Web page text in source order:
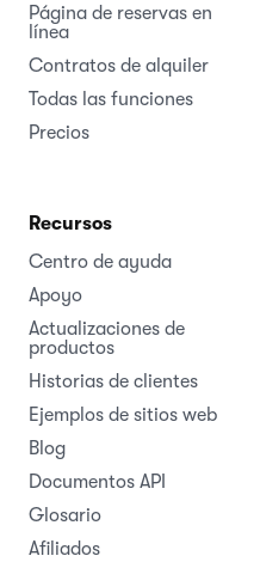
Página de reservas en
línea
Contratos de alquiler
Todas las funciones
Precios
Recursos
Centro de ayuda
Apoyo
Actualizaciones de
productos
Historias de clientes
Ejemplos de sitios web
Blog
Documentos API
Glosario
Afiliados